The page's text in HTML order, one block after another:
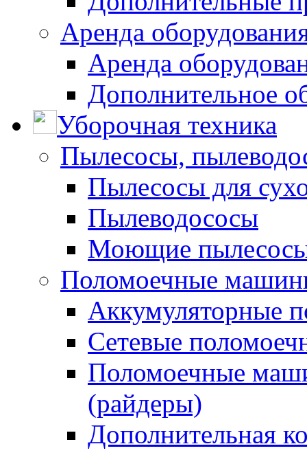
Аренда
Аренда
Дополнительное
Уборочная техника
Пылесосы,
Пылесосы для
Пылеводососы
Моющие пылесосы
Поломоечные
Аккумуляторные
Сетевые
Поломоечные
(райдеры)
Дополнительная